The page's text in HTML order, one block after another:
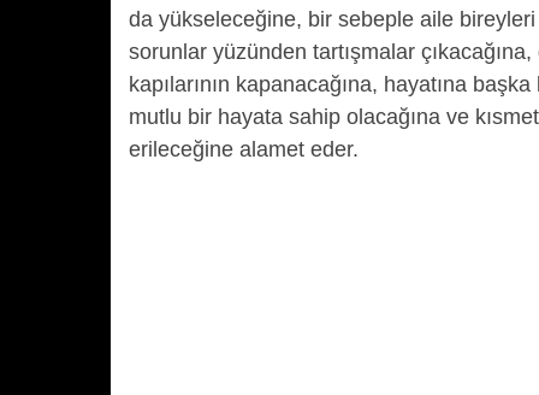
da yükseleceğine, bir sebeple aile
sorunlar yüzünden tartışmalar
kapılarının kapanacağına, hayatına
mutlu bir hayata sahip olacağına ve
erileceğine alamet eder.